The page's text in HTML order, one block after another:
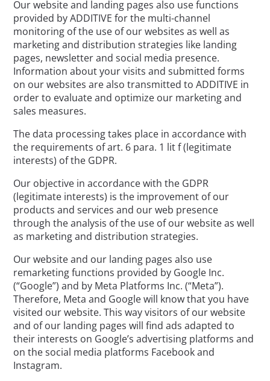
Our website and landing pages also use functions
provided by ADDITIVE for the multi-channel
monitoring of the use of our websites as well as
marketing and distribution strategies like landing
pages, newsletter and social media presence.
Information about your visits and submitted forms
on our websites are also transmitted to ADDITIVE in
order to evaluate and optimize our marketing and
sales measures.
The data processing takes place in accordance with
the requirements of art. 6 para. 1 lit f (legitimate
interests) of the GDPR.
Our objective in accordance with the GDPR
(legitimate interests) is the improvement of our
products and services and our web presence
through the analysis of the use of our website as well
as marketing and distribution strategies.
Our website and our landing pages also use
remarketing functions provided by Google Inc.
(“Google”) and by Meta Platforms Inc. (“Meta”).
Therefore, Meta and Google will know that you have
visited our website. This way visitors of our website
and of our landing pages will find ads adapted to
their interests on Google’s advertising platforms and
on the social media platforms Facebook and
Instagram.